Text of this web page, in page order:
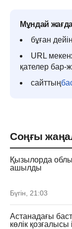
Мұндай
бұған
URL
қателер бар-
сайттың
Соңғы
Қызылорда
ашылды
Бүгін, 21:03
Астанадағы
көлік қозғалысы